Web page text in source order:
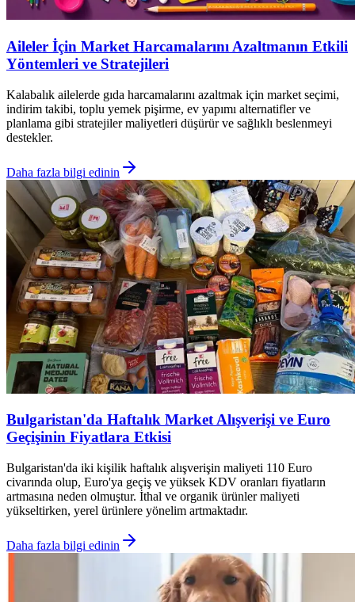
Aileler İçin Market Harcamalarını Azaltmanın Etkili
Yöntemleri ve Stratejileri
Kalabalık ailelerde gıda harcamalarını azaltmak için market seçimi,
indirim takibi, toplu yemek pişirme, ev yapımı alternatifler ve
planlama gibi stratejiler maliyetleri düşürür ve sağlıklı beslenmeyi
destekler.
Daha fazla bilgi edinin
Bulgaristan'da Haftalık Market Alışverişi ve Euro
Geçişinin Fiyatlara Etkisi
Bulgaristan'da iki kişilik haftalık alışverişin maliyeti 110 Euro
civarında olup, Euro'ya geçiş ve yüksek KDV oranları fiyatların
artmasına neden olmuştur. İthal ve organik ürünler maliyeti
yükseltirken, yerel ürünlere yönelim artmaktadır.
Daha fazla bilgi edinin